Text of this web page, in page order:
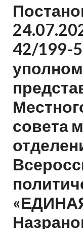
42/199-
совета